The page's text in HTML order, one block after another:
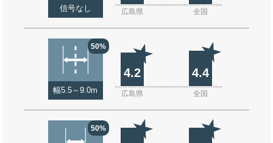
信号なし 広島県 全国
50%
幅5.5～9.0m
4.2 4.4
広島県 全国
50%